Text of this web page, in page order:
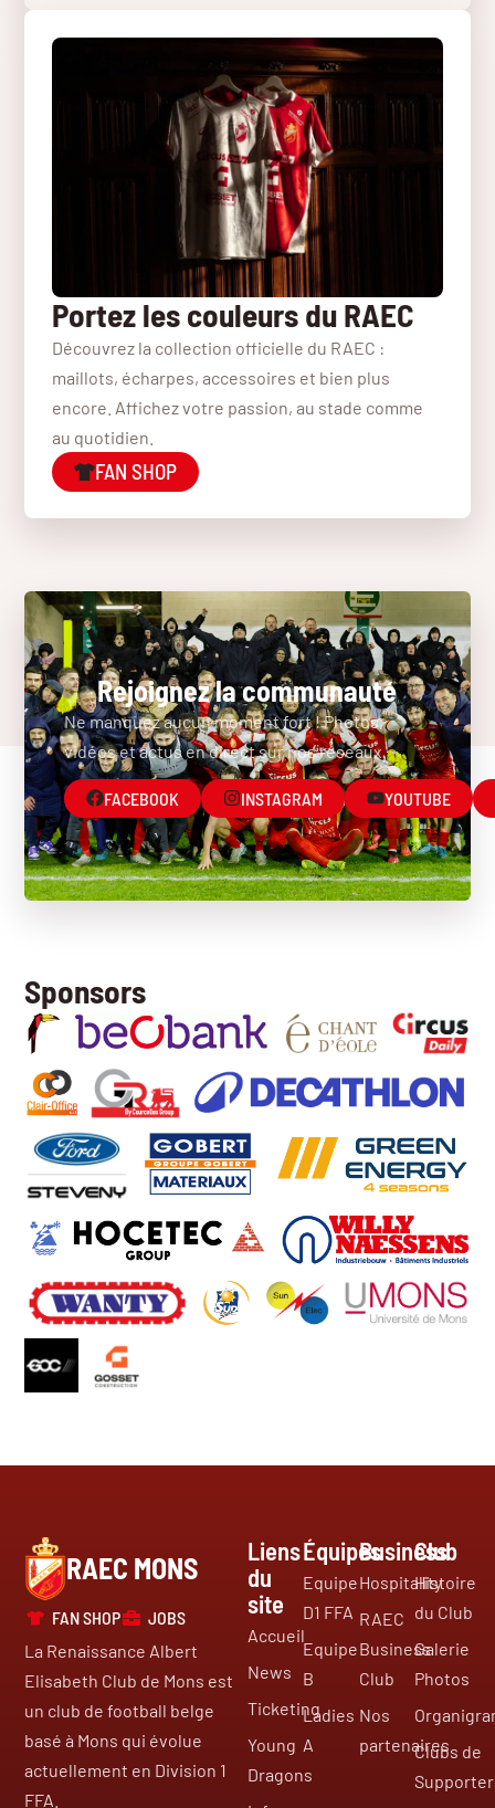
Portez les couleurs du RAEC
Découvrez la collection officielle du RAEC :
maillots, écharpes, accessoires et bien plus
encore. Affichez votre passion, au stade comme
au quotidien.
FAN SHOP
Rejoignez la communauté
Ne manquez aucun moment fort ! Photos,
vidéos et actus en direct sur nos réseaux.
FACEBOOK INSTAGRAM YOUTUBE
Sponsors
RAEC MONS
FAN SHOP
JOBS
La Renaissance Albert
Elisabeth Club de Mons est
un club de football belge
basé à Mons qui évolue
actuellement en Division 1
FFA.
Liens
du
site
Accueil
News
Ticketing
Young
Dragons
Équipes
Equipe
D1 FFA
Equipe
B
Ladies
A
Business
Hospitality
RAEC
Business
Club
Nos
partenaires
Club
Histoire
du Club
Galerie
Photos
Clubs de